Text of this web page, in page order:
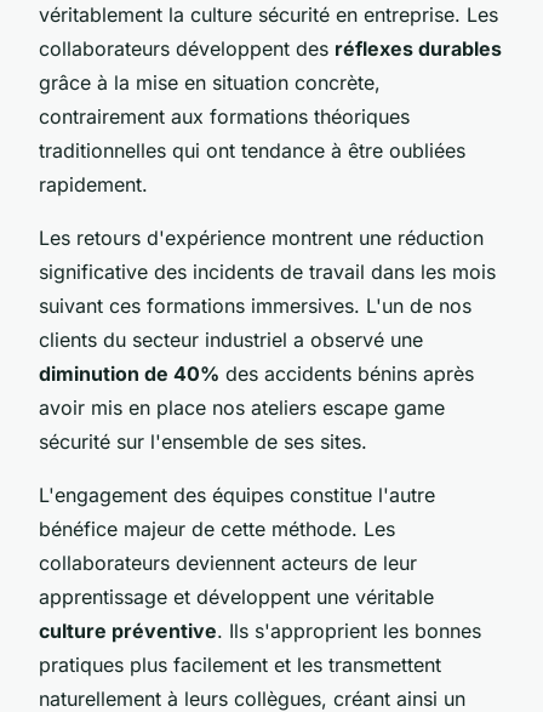
véritablement la culture sécurité en entreprise. Les
collaborateurs développent des réflexes durables
grâce à la mise en situation concrète,
contrairement aux formations théoriques
traditionnelles qui ont tendance à être oubliées
rapidement.
Les retours d'expérience montrent une réduction
significative des incidents de travail dans les mois
suivant ces formations immersives. L'un de nos
clients du secteur industriel a observé une
diminution de 40% des accidents bénins après
avoir mis en place nos ateliers escape game
sécurité sur l'ensemble de ses sites.
L'engagement des équipes constitue l'autre
bénéfice majeur de cette méthode. Les
collaborateurs deviennent acteurs de leur
apprentissage et développent une véritable
culture préventive. Ils s'approprient les bonnes
pratiques plus facilement et les transmettent
naturellement à leurs collègues, créant ainsi un